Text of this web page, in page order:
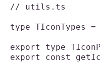
// utils.ts
type
export type
export const